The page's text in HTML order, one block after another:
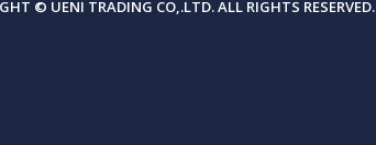
© UENI TRADING CO,.LTD. ALL RIGHTS RESERVED.